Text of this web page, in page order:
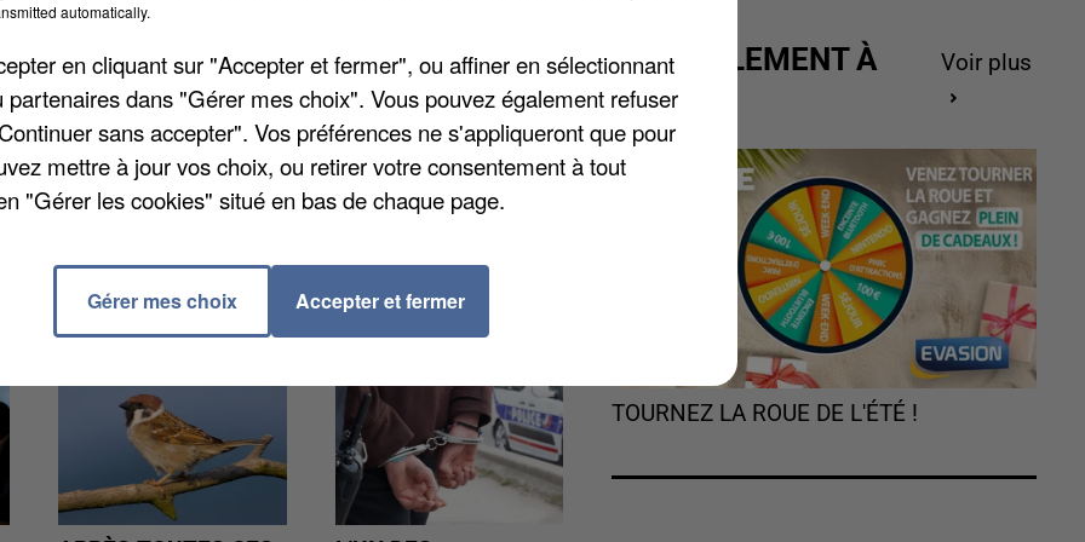
été défini. Le vote régional aura lieu sur internet à
lauréats seront ensuite dévoilés le 22 avril lors
tard en mai. Il faut cliquer surwww.tf1info.fr
ACTUELLEMENT À
GAGNER
Voir plus
TOURNEZ LA ROUE DE L'ÉTÉ !
automatically.
en cliquant sur "Accepter et fermer", ou affiner en sélectionnant
partenaires dans "Gérer mes choix". Vous pouvez également refuser
sans accepter". Vos préférences ne s'appliqueront que pour
mettre à jour vos choix, ou retirer votre consentement à tout
"Gérer les cookies" situé en bas de chaque page.
Gérer mes choix Accepter et fermer